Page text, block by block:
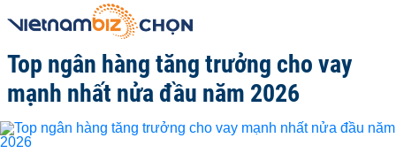
Top ngân hàng tăng trưởng cho vay
mạnh nhất nửa đầu năm 2026